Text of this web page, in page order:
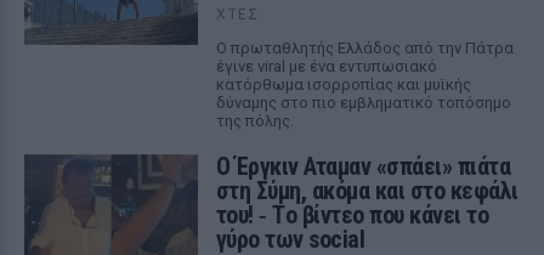
ΧΤΕΣ
Ο πρωταθλητής Ελλάδος από την Πάτρα
έγινε viral με ένα εντυπωσιακό
κατόρθωμα ισορροπίας και μυϊκής
δύναμης στο πιο εμβληματικό τοπόσημο
της πόλης.
Ο Έργκιν Αταμαν «σπάει» πιάτα
στη Σύμη, ακόμα και στο κεφάλι
του! ‑ Tο βίντεο που κάνει το
γύρο των social